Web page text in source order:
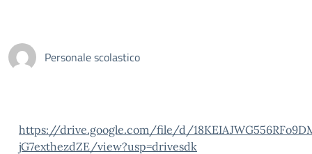
Personale scolastico
https://drive.google.com/file/d/
jG7exthezdZE/view?usp=drivesdk